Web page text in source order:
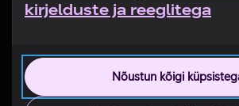
kirjelduste ja reeglitega
Nõustun kõigi